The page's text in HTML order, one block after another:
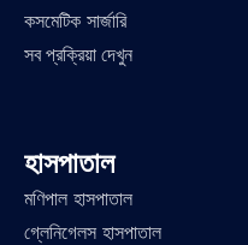
কসমেটিক সার্জারি
সব প্রক্রিয়া দেখুন
হাসপাতাল
মণিপাল হাসপাতাল
গ্লেনিগেলস হাসপাতাল